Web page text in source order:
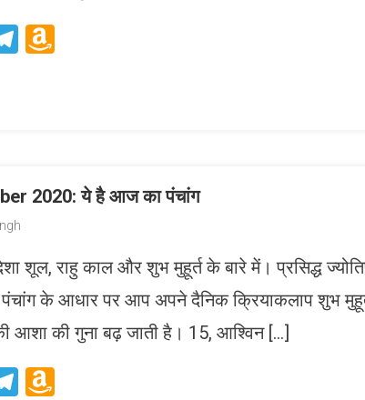
Telegram
2020: ये है आज का पंचांग
शूल, राहु काल और शुभ मुहूर्त के बारे में। प्रसिद्ध
पंचांग के आधार पर आप अपने दैनिक क्रियाकलाप शुभ
की गुना बढ़ जाती है। 15, आश्विन […]
Telegram